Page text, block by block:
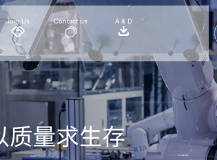
Join Us Contact us A & D